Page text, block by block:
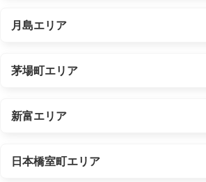
月島エリア
茅場町エリア
新富エリア
日本橋室町エリア